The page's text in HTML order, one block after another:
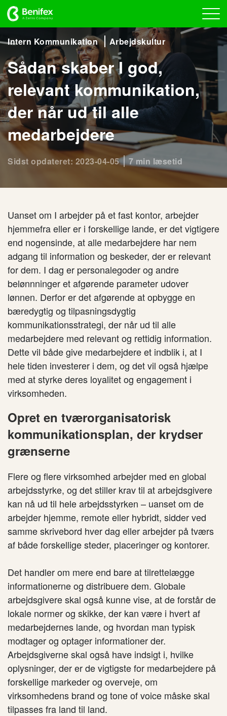
Intern Kommunikation Arbejdskultur
Sådan skaber I god,
relevant kommunikation,
der når ud til alle
medarbejdere
Sidst opdateret: 2023-04-05 7 min læsetid
Uanset om I arbejder på et fast kontor, arbejder
hjemmefra eller er i forskellige lande, er det vigtigere
end nogensinde, at alle medarbejdere har nem
adgang til information og beskeder, der er relevant
for dem. I dag er personalegoder og andre
belønnninger et afgørende parameter udover
lønnen. Derfor er det afgørende at opbygge en
bæredygtig og tilpasningsdygtig
kommunikationsstrategi, der når ud til alle
medarbejdere med relevant og rettidig information.
Dette vil både give medarbejdere et indblik i, at I
hele tiden investerer i dem, og det vil også hjælpe
med at styrke deres loyalitet og engagement i
virksomheden.
Opret en tværorganisatorisk
kommunikationsplan, der krydser
grænserne
Flere og flere virksomhed arbejder med en global
arbejdsstyrke, og det stiller krav til at arbejdsgivere
kan nå ud til hele arbejdsstyrken – uanset om de
arbejder hjemme, remote eller hybridt, sidder ved
samme skrivebord hver dag eller arbejder på tværs
af både forskellige steder, placeringer og kontorer.
Det handler om mere end bare at tilrettelægge
informationerne og distribuere dem. Globale
arbejdsgivere skal også kunne vise, at de forstår de
lokale normer og skikke, der kan være i hvert af
medarbejdernes lande, og hvordan man typisk
modtager og optager informationer der.
Arbejdsgiverne skal også have indsigt i, hvilke
oplysninger, der er de vigtigste for medarbejdere på
forskellige markeder og overveje, om
virksomhedens brand og tone of voice måske skal
tilpasses fra land til land.